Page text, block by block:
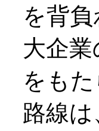
を背
大企
をも
路線